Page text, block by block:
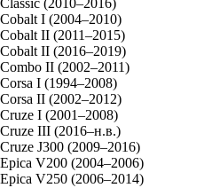
Cobalt I (2004–2010)
Cobalt II (2011–2015)
Cobalt II (2016–2019)
Combo II (2002–2011)
Corsa I (1994–2008)
Corsa II (2002–2012)
Cruze I (2001–2008)
Cruze III (2016–н.в.)
Cruze J300 (2009–2016)
Epica V200 (2004–2006)
Epica V250 (2006–2014)